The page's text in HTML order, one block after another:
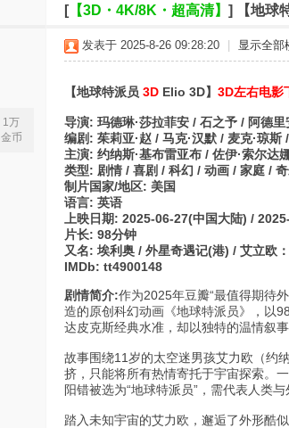
[【3D・4K/8K・超高清】 ] 【地
1万
金币
发表于 2025-8-26 09:28:20 显示全部
【地球特派员 3D Elio 3D】 3D左右电影
导演: 玛德琳·莎拉菲安 / 石之予 / 阿德里
编剧: 茱莉亚·赵 / 马克·汉默 / 麦克·琼
主演: 约纳斯·基布雷亚布 / 佐伊·索尔达
类型: 剧情 / 喜剧 / 科幻 / 动画 / 家庭 /
制片国家/地区: 美国
语言: 英语
上映日期: 2025-06-27(中国大陆) /
片长: 98分钟
又名: 埃利奥 / 外星奇遇记(港) / 艾立欧
IMDb: tt4900148
剧情简介:作为2025年豆瓣“最值得期待
造的原创科幻动画《地球特派员》，以
达皮克斯经典水准，却以独特的温情叙
故事围绕11岁的太空迷男孩艾力欧（约
挤，只能将所有热情寄托于宇宙探索。
阳错被选为“地球特派员”，需代表人类
踏入未知宇宙的艾力欧，邂逅了外形酷